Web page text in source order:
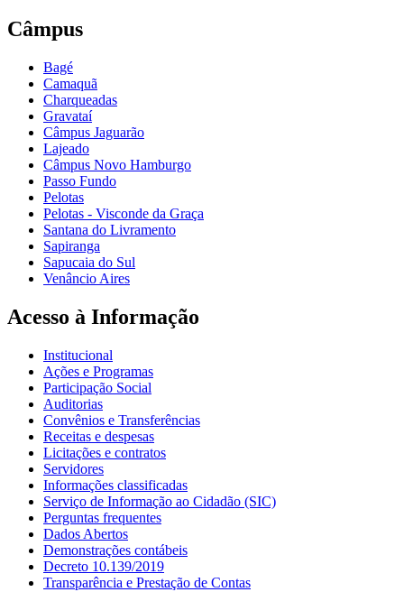
Câmpus
Bagé
Camaquã
Charqueadas
Gravataí
Câmpus Jaguarão
Lajeado
Câmpus Novo Hamburgo
Passo Fundo
Pelotas
Pelotas - Visconde da Graça
Santana do Livramento
Sapiranga
Sapucaia do Sul
Venâncio Aires
Acesso à Informação
Institucional
Ações e Programas
Participação Social
Auditorias
Convênios e Transferências
Receitas e despesas
Licitações e contratos
Servidores
Informações classificadas
Serviço de Informação ao Cidadão (SIC)
Perguntas frequentes
Dados Abertos
Demonstrações contábeis
Decreto 10.139/2019
Transparência e Prestação de Contas